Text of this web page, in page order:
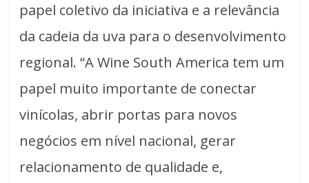
papel coletivo da iniciativa e a relevância
da cadeia da uva para o desenvolvimento
regional. “A Wine South America tem um
papel muito importante de conectar
vinícolas, abrir portas para novos
negócios em nível nacional, gerar
relacionamento de qualidade e,